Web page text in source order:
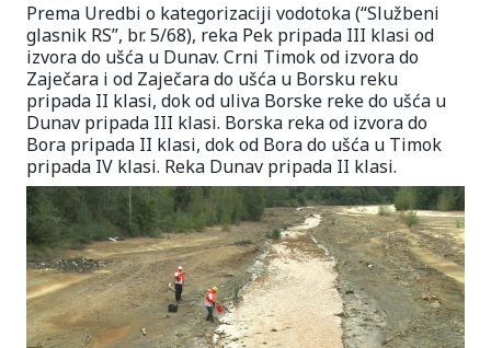
Prema Uredbi o kategorizaciji vodotoka (“Službeni
glasnik RS”, br. 5/68), reka Pek pripada III klasi od
izvora do ušća u Dunav. Crni Timok od izvora do
Zaječara i od Zaječara do ušća u Borsku reku
pripada II klasi, dok od uliva Borske reke do ušća u
Dunav pripada III klasi. Borska reka od izvora do
Bora pripada II klasi, dok od Bora do ušća u Timok
pripada IV klasi. Reka Dunav pripada II klasi.